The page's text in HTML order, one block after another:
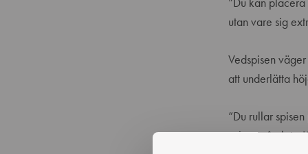
utan vare sig
Vedspisen
att underlätta
”Du rullar
spisen på plats.